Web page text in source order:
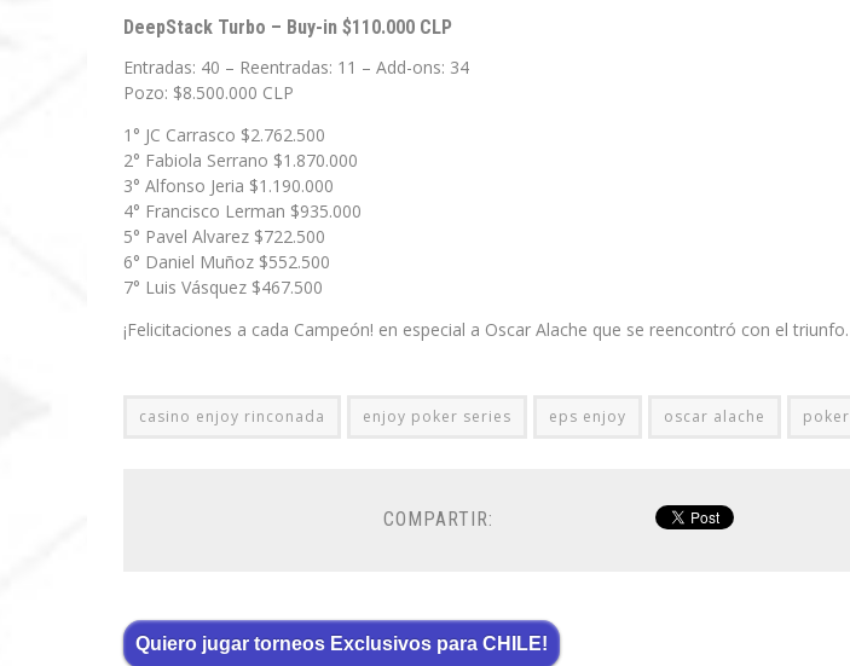
DeepStack Turbo – Buy-in $110.000 CLP
Entradas: 40 – Reentradas: 11 – Add-ons: 34
Pozo: $8.500.000 CLP
1° JC Carrasco $2.762.500
2° Fabiola Serrano $1.870.000
3° Alfonso Jeria $1.190.000
4° Francisco Lerman $935.000
5° Pavel Alvarez $722.500
6° Daniel Muñoz $552.500
7° Luis Vásquez $467.500
¡Felicitaciones a cada Campeón! en especial a Oscar Alache que se reencontró con el triunfo.
casino enjoy rinconada enjoy poker series eps enjoy oscar alache poker
COMPARTIR:
Quiero jugar torneos Exclusivos para CHILE!